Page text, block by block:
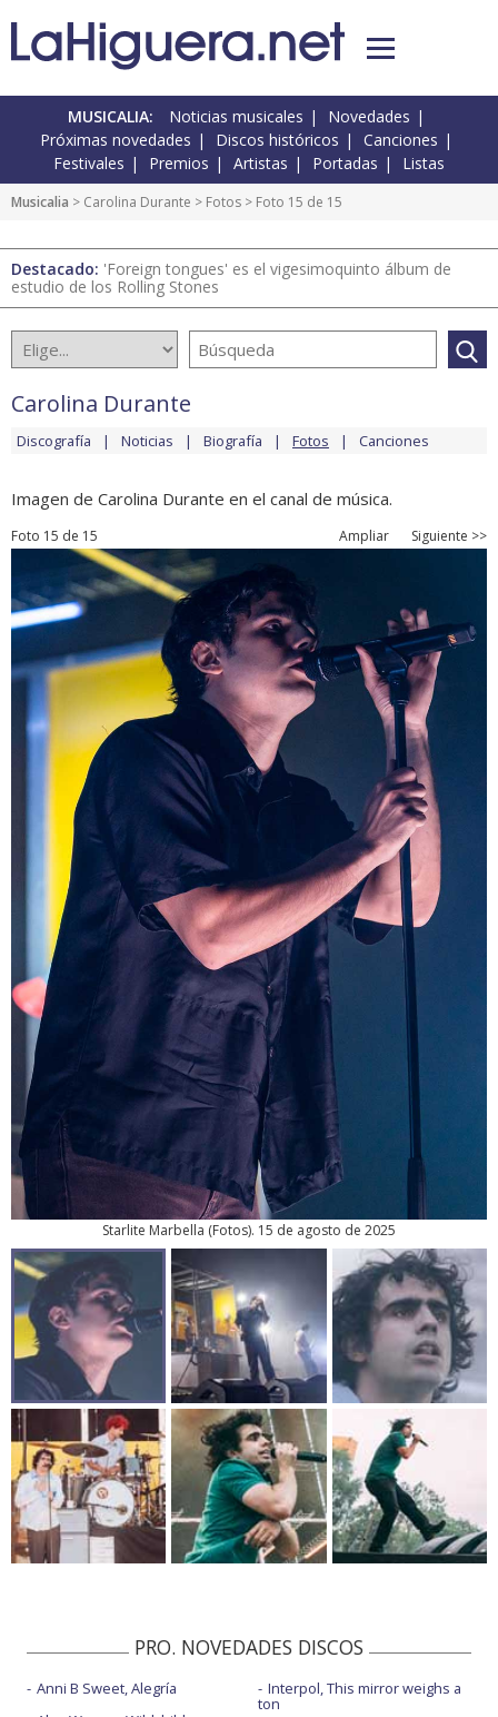
MUSICALIA: Noticias musicales
Novedades
Próximas novedades
Discos históricos
Canciones
Festivales
Premios Artistas Portadas Listas
Musicalia > Carolina Durante > Fotos > Foto 15 de 15
Destacado: 'Foreign tongues' es el vigesimoquinto álbum de
estudio de los Rolling Stones
Carolina Durante
Discografía Noticias Biografía Fotos Canciones
Imagen de Carolina Durante en el canal de música.
Foto 15 de 15 Ampliar Siguiente >>
Starlite Marbella (Fotos). 15 de agosto de 2025
PRO. NOVEDADES DISCOS
Anni B Sweet, Alegría
Interpol, This mirror weighs a
ton